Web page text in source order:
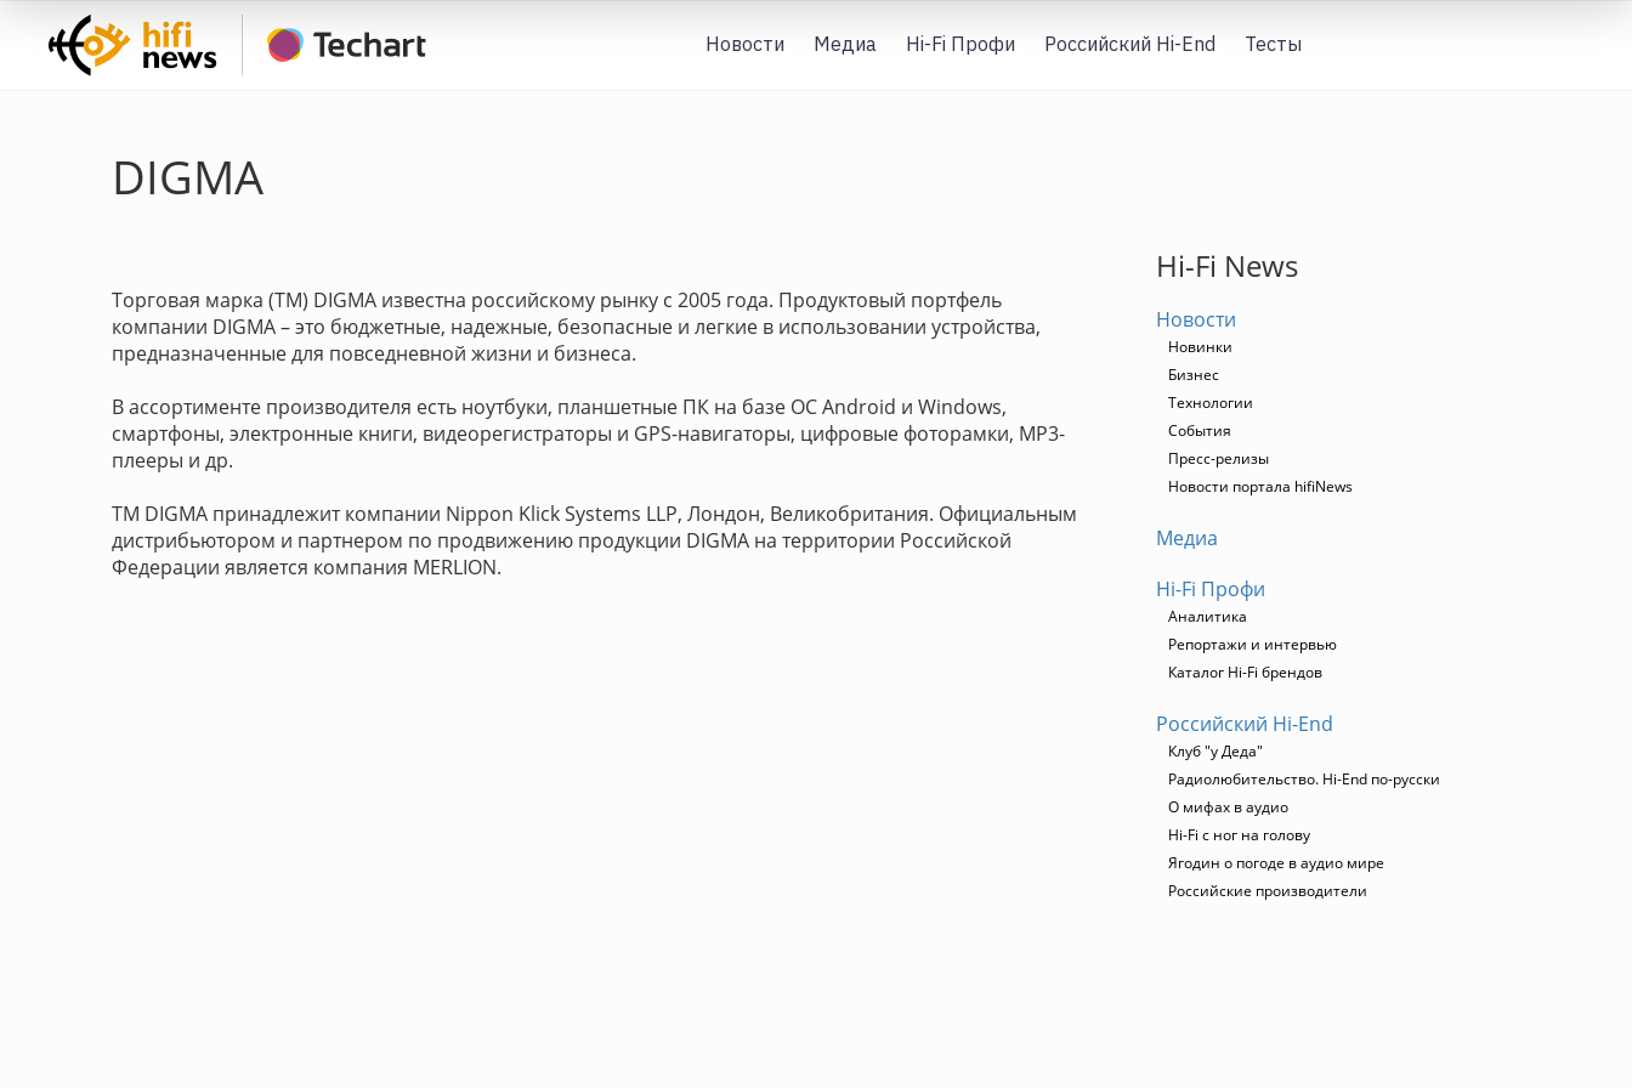
Новости Медиа Hi-Fi Профи Российский Hi-End Тесты
DIGMA
Торговая марка (ТМ) DIGMA известна российскому рынку с 2005 года. Продуктовый портфель
компании DIGMA – это бюджетные, надежные, безопасные и легкие в использовании устройства,
предназначенные для повседневной жизни и бизнеса.
В ассортименте производителя есть ноутбуки, планшетные ПК на базе ОС Android и Windows,
смартфоны, электронные книги, видеорегистраторы и GPS-навигаторы, цифровые фоторамки, MP3-
плееры и др.
ТМ DIGMA принадлежит компании Nippon Klick Systems LLP, Лондон, Великобритания. Официальным
дистрибьютором и партнером по продвижению продукции DIGMA на территории Российской
Федерации является компания MERLION.
Hi-Fi News
Новости
Новинки
Бизнес
Технологии
События
Пресс-релизы
Новости портала hifiNews
Медиа
Hi-Fi Профи
Аналитика
Репортажи и интервью
Каталог Hi-Fi брендов
Российский Hi-End
Клуб "у Деда"
Радиолюбительство. Hi-End по-русски
О мифах в аудио
Hi-Fi с ног на голову
Ягодин о погоде в аудио мире
Российские производители